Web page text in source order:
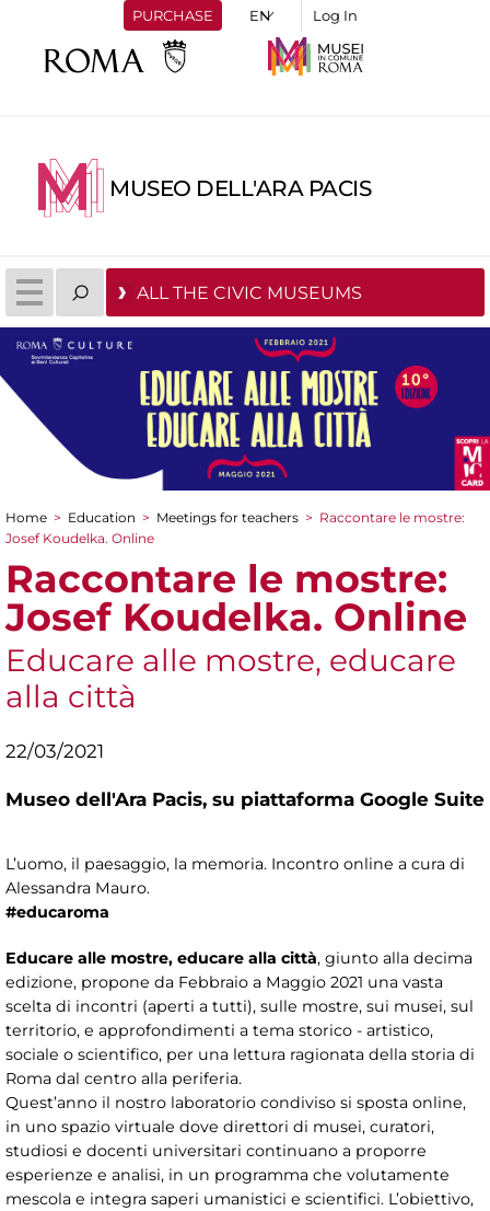
PURCHASE Log In
MUSEO DELL'ARA PACIS
ALL THE CIVIC MUSEUMS
You are here
Home > Education > Meetings for teachers > Raccontare le mostre:
Josef Koudelka. Online
Raccontare le mostre:
Josef Koudelka. Online
Educare alle mostre, educare
alla città
22/03/2021
Museo dell'Ara Pacis, su piattaforma Google Suite
L’uomo, il paesaggio, la memoria. Incontro online a cura di
Alessandra Mauro.
#educaroma
Educare alle mostre, educare alla città, giunto alla decima
edizione, propone da Febbraio a Maggio 2021 una vasta
scelta di incontri (aperti a tutti), sulle mostre, sui musei, sul
territorio, e approfondimenti a tema storico - artistico,
sociale o scientifico, per una lettura ragionata della storia di
Roma dal centro alla periferia.
Quest’anno il nostro laboratorio condiviso si sposta online,
in uno spazio virtuale dove direttori di musei, curatori,
studiosi e docenti universitari continuano a proporre
esperienze e analisi, in un programma che volutamente
mescola e integra saperi umanistici e scientifici. L’obiettivo,